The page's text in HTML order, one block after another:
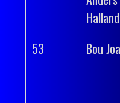
Halland
53 Bou